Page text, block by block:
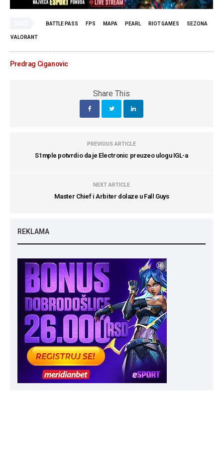
BATTLE PASS FPS MAPA PEARL RIOT GAMES SEZONA
VALORANT
Predrag Ciganovic
Share This
PREVIOUS ARTICLE
S1mple potvrdio da je Electronic preuzeo ulogu IGL-a
NEXT ARTICLE
Master Chief i Arbiter dolaze u Fall Guys
REKLAMA